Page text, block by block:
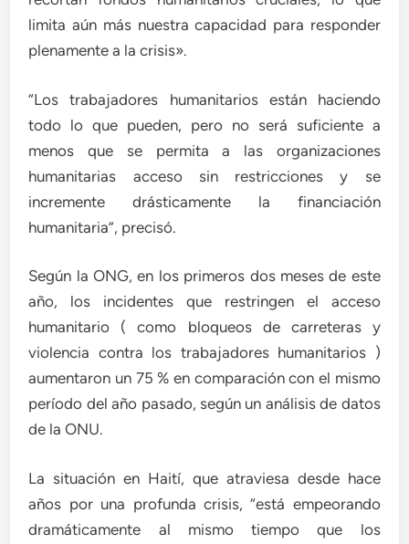
limita aún más nuestra capacidad para responder
plenamente a la crisis».
“Los trabajadores humanitarios están haciendo
todo lo que pueden, pero no será suficiente a
menos que se permita a las organizaciones
humanitarias acceso sin restricciones y se
incremente drásticamente la financiación
humanitaria”, precisó.
Según la ONG, en los primeros dos meses de este
año, los incidentes que restringen el acceso
humanitario ( como bloqueos de carreteras y
violencia contra los trabajadores humanitarios )
aumentaron un 75 % en comparación con el mismo
período del año pasado, según un análisis de datos
de la ONU.
La situación en Haití, que atraviesa desde hace
años por una profunda crisis, “está empeorando
dramáticamente al mismo tiempo que los